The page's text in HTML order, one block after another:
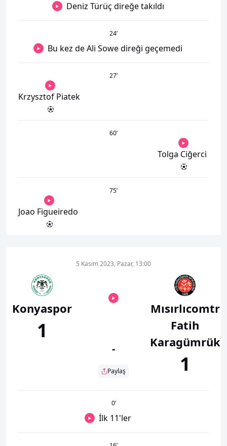
Deniz Türüç direğe takıldı
24’
Bu kez de Ali Sowe direği geçemedi
27’
Krzysztof Piatek
60’
Tolga Ciğerci
75’
Joao Figueiredo
Konyaspor
1
5 Kasım 2023, Pazar, 13:00
-
Paylaş
Mısırlıcomtr
Fatih
Karagümrük
1
0’
İlk 11'ler